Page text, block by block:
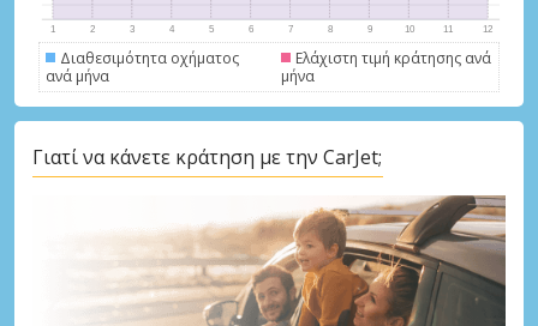
Μεγάλες εξοικονομήσεις
Αποκτήστε πρόσβαση σε αποκλειστικές
προσφορές συνεργατών
Σύνδεση με eLink
Διαθεσιμότητα οχήματος
ανά μήνα
Ελάχιστη τιμή κράτησης ανά
μήνα
Γιατί να κάνετε κράτηση με την CarJet;